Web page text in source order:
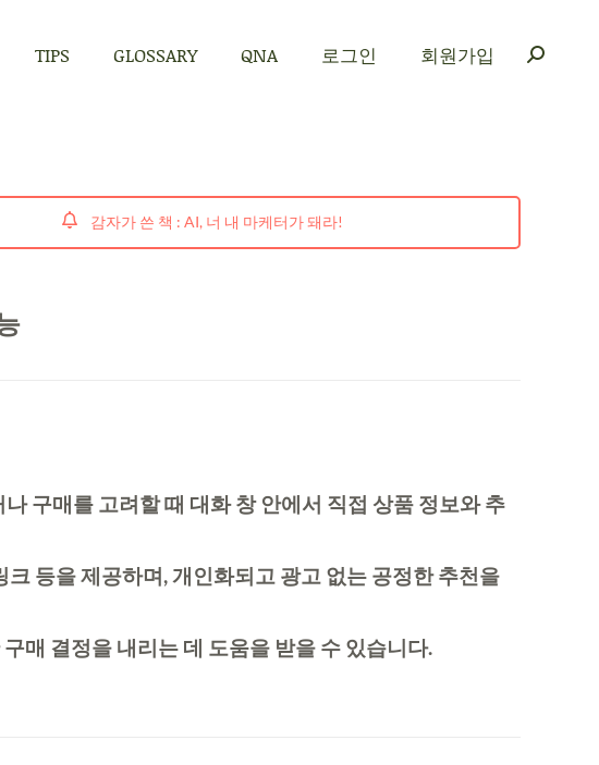
TIPS GLOSSARY QNA 로그인 회원가입
감자가 쓴 책 : AI, 너 내 마케터가 돼라!
구매를 고려할 때 대화 창 안에서 직접 상품 정보와 추
등을 제공하며, 개인화되고 광고 없는 공정한 추천을
매 결정을 내리는 데 도움을 받을 수 있습니다.
로그인 회원가입